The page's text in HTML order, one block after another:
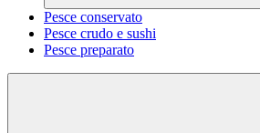
Pesce conservato
Pesce crudo e sushi
Pesce preparato